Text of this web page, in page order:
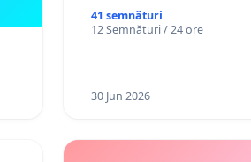
41 semnături
12 Semnături / 24 ore
30 Jun 2026